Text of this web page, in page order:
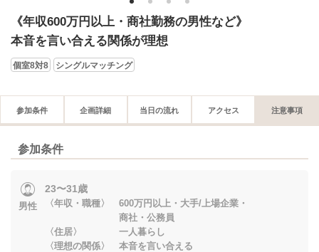
1 2 3 4
《年収600万円以上・商社勤務の男性など》
本音を言い合える関係が理想
個室8対8 シングルマッチング
参加条件 企画詳細 当日の流れ アクセス 注意事項
参加条件
男性
23〜31歳
〈年収・職種〉 600万円以上・大手/上場企業・
商社・公務員
〈住居〉 一人暮らし
〈理想の関係〉 本音を言い合える